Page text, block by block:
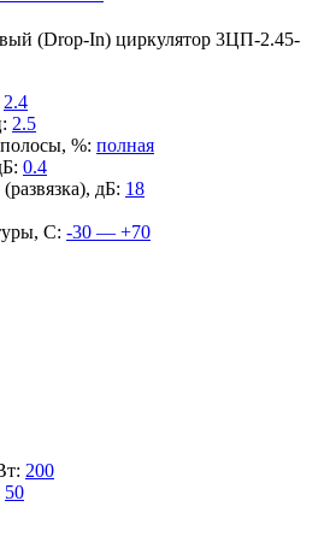
(Drop-In) циркулятор 3ЦП-2.45-
2.4
: 2.5
%: полная
: 0.4
дБ: 18
С: -30 — +70
: 200
50